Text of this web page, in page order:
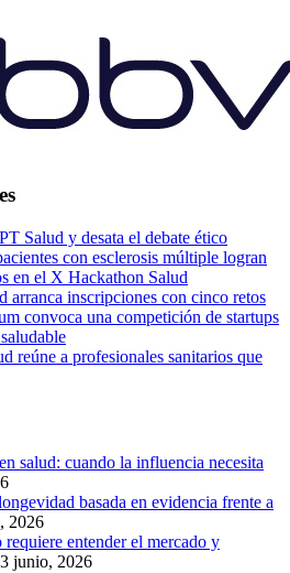
Salud y desata el debate ético
con esclerosis múltiple logran
en el X Hackathon Salud
arranca inscripciones con cinco retos
convoca una competición de startups
reúne a profesionales sanitarios que
salud: cuando la influencia necesita
basada en evidencia frente a
2026
entender el mercado y
junio, 2026